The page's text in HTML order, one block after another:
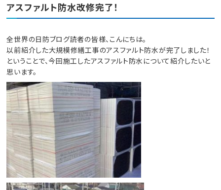
アスファルト防水改修完了！
全世界の日防ブログ読者の皆様、こんにちは。
以前紹介した大規模修繕工事のアスファルト防水が完了しました！
ということで、今回施工したアスファルト防水について紹介したいと
思います。